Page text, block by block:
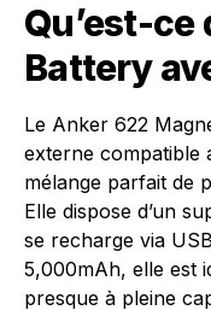
Qu’est-ce
Battery
Le Anker 622
externe compatible
mélange parfait de
Elle dispose d’un
se recharge via
5,000mAh, elle est
presque à pleine